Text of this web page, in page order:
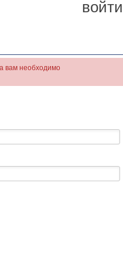
войти
вам необходимо